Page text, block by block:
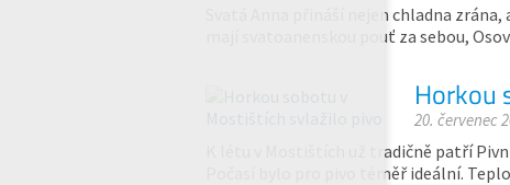
Svatá Anna přináší nejen chladna
mají svatoanenskou pouť za sebou,
Horkou
20. červenec
K létu v Mostištích už tradičně patří
Počasí bylo pro pivo téměř ideální.